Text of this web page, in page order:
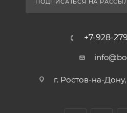
ПОДПИСАТЬСЯ НА
+7-928-
г. Ростов-на-